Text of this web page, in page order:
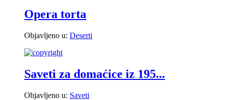
Opera torta
Objavljeno u: Deserti
Saveti za domaćice iz 195...
Objavljeno u: Saveti